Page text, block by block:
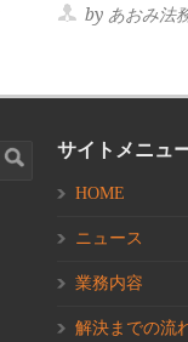
by あおみ法
サイトメニュ
HOME
ニュース
業務内容
解決までの流